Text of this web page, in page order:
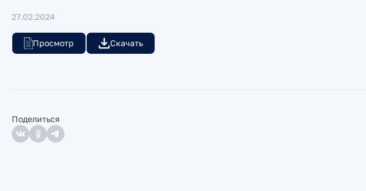
27.02.2024
Просмотр Скачать
Поделиться